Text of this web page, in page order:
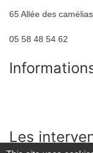
65 Allée des
05 58 48 54 62
Les